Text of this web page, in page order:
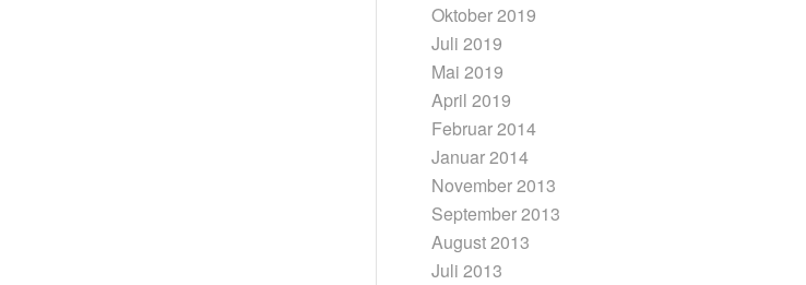
Oktober 2019
Juli 2019
Mai 2019
April 2019
Februar 2014
Januar 2014
November 2013
September 2013
August 2013
Juli 2013